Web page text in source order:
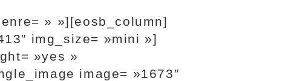
» »][eosb_column]
img_size= »mini »]
»yes »
image= »1673″